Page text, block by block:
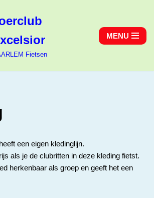
Fietsen
MENU
een eigen kledinglijn.
als je de clubritten in deze kleding fietst.
herkenbaar als groep en geeft het een